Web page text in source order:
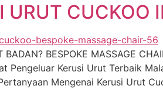
URUT CUCKOO
BADAN? BESPOKE MASSAGE
Pengeluar Kerusi Urut Terbaik
Mengenai Kerusi Urut